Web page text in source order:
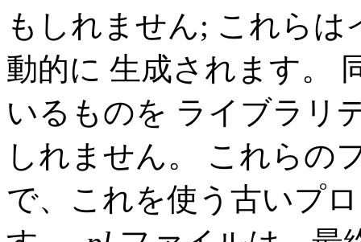
もしれません; これら
動的に 生成されます。
いるものを ライブラリ
しれません。 これらの
で、これを使う古いプ